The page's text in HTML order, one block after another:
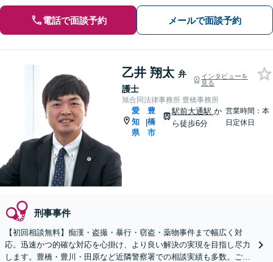
電話で面談予約 メールで面談予約
乙井 翔太 弁
護士
インタビューを
見る
旭合同法律事務所 豊橋事務所
愛
知
県
|
豊
橋
市
駅前大通駅 か
ら徒歩6分
営業時間：本
日定休日
刑事事件
【初回相談無料】痴漢・盗撮・暴行・窃盗・薬物事件まで幅広く対
応。迅速かつ的確な対応を心掛け、より良い解決の実現を目指し尽力
します。豊橋・豊川・田原など近隣警察署での相談実績も多数。ご家